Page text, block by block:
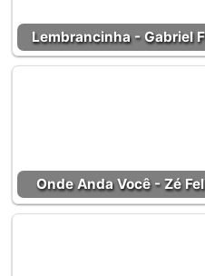
Lembrancinha - Gabriel
Onde Anda Você - Zé